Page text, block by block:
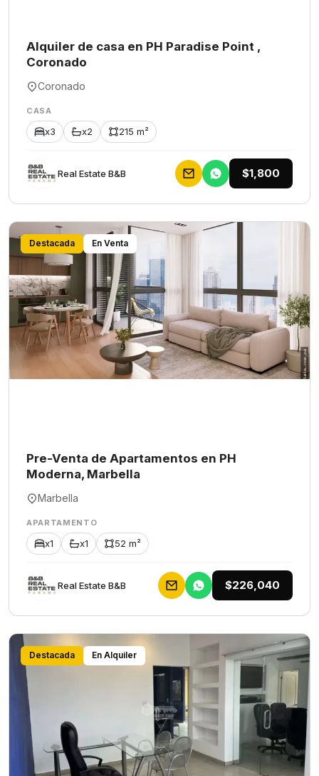
Alquiler de casa en PH Paradise Point ,
Coronado
Coronado
CASA
x3 x2 215 m²
Rеаl Еstаtе В&В $1,800
Destacada En Venta
Pre-Venta de Apartamentos en PH
Moderna, Marbella
Marbella
APARTAMENTO
x1 x1 52 m²
Rеаl Еstаtе В&В $226,040
Destacada En Alquiler